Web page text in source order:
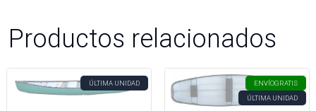
Productos relacionados
ÚLTIMA UNIDAD ENVÍOGRATIS
ÚLTIMA UNIDAD